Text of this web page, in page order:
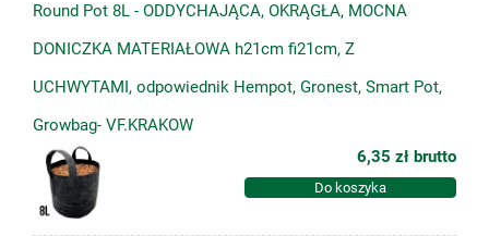
Round Pot 8L - ODDYCHAJĄCA, OKRĄGŁA, MOCNA
DONICZKA MATERIAŁOWA h21cm fi21cm, Z
UCHWYTAMI, odpowiednik Hempot, Gronest, Smart Pot,
Growbag- VF.KRAKOW
6,35 zł brutto
Do koszyka